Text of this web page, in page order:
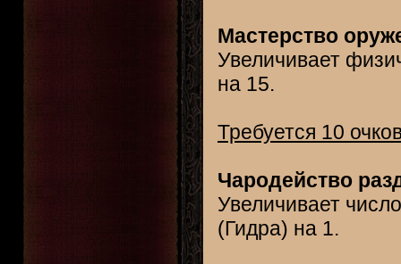
Мастерство
Увеличивает
на 15.
Требуется 10
Чародейство
Увеличивает
(Гидра) на 1.